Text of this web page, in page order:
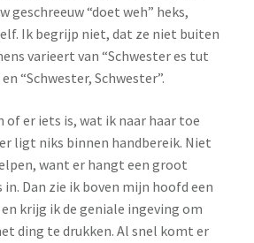
geschreeuw “doet weh” heks,
Ik begrijp niet, dat ze niet buiten
varieert van “Schwester es tut
“Schwester, Schwester”.
of er iets is, wat ik naar haar toe
ligt niks binnen handbereik. Niet
want er hangt een groot
in. Dan zie ik boven mijn hoofd een
krijg ik de geniale ingeving om
ding te drukken. Al snel komt er